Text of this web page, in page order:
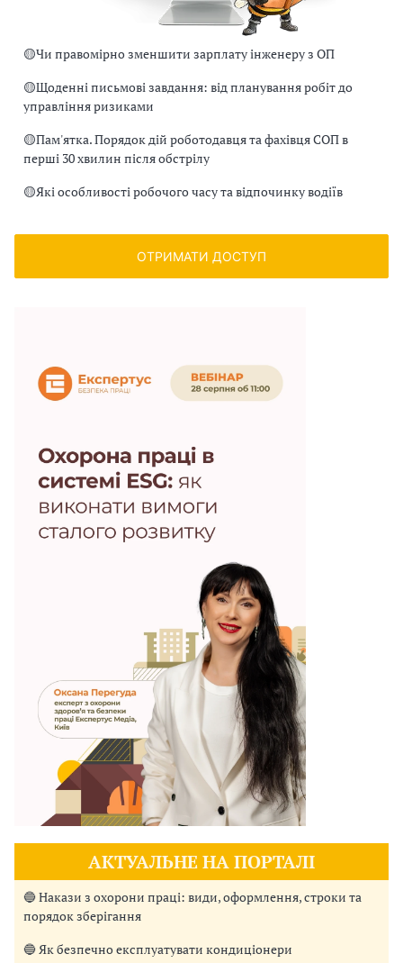
🟡Чи правомірно зменшити зарплату інженеру з ОП
🟡Щоденні письмові завдання: від планування робіт до
управління ризиками
🟡Пам'ятка. Порядок дій роботодавця та фахівця СОП в
перші 30 хвилин після обстрілу
🟡Які особливості робочого часу та відпочинку водіїв
ОТРИМАТИ ДОСТУП
АКТУАЛЬНЕ НА ПОРТАЛІ
🔵 Накази з охорони праці: види, оформлення, строки та
порядок зберігання
🔵 Як безпечно експлуатувати кондиціонери